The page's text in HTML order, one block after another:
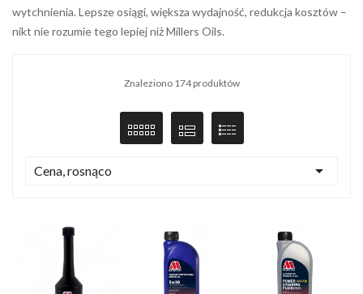
wytchnienia. Lepsze osiągi, większa wydajność, redukcja kosztów –
nikt nie rozumie tego lepiej niż Millers Oils.
Znaleziono 174 produktów
Cena, rosnąco 